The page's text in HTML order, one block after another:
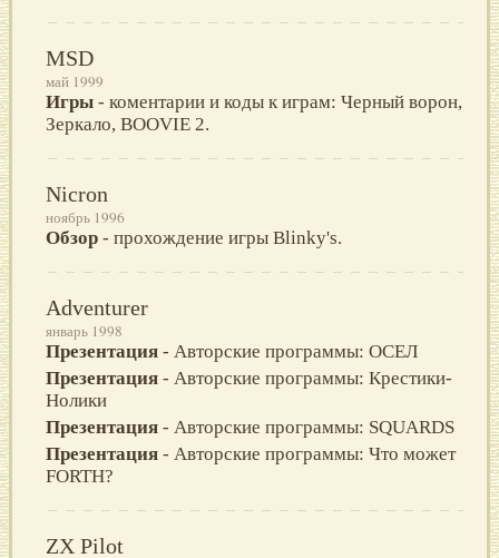
MSD
май 1999
Игры - коментарии и коды к играм: Черный ворон,
Зеркало, BOOVIE 2.
Nicron
ноябрь 1996
Обзор - прохождение игры Blinky's.
Adventurer
январь 1998
Презентация - Авторские программы: ОСЕЛ
Презентация - Авторские программы: Крестики-
Нолики
Презентация - Авторские программы: SQUARDS
Презентация - Авторские программы: Что может
FORTH?
ZX Pilot